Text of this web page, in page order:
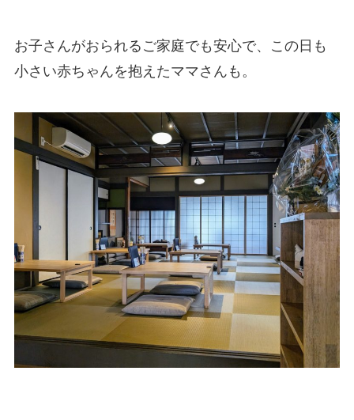
お子さんがおられるご家庭でも安心で、この日も
小さい赤ちゃんを抱えたママさんも。